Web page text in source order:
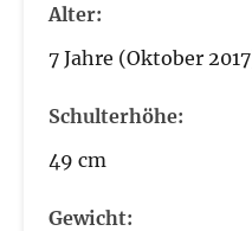
Alter:
7 Jahre (Oktober
Schulterhöhe:
49 cm
Gewicht: